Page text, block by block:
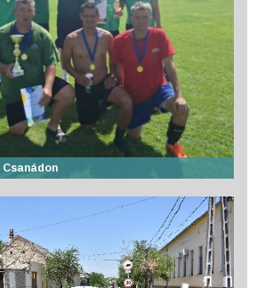
Csanádon